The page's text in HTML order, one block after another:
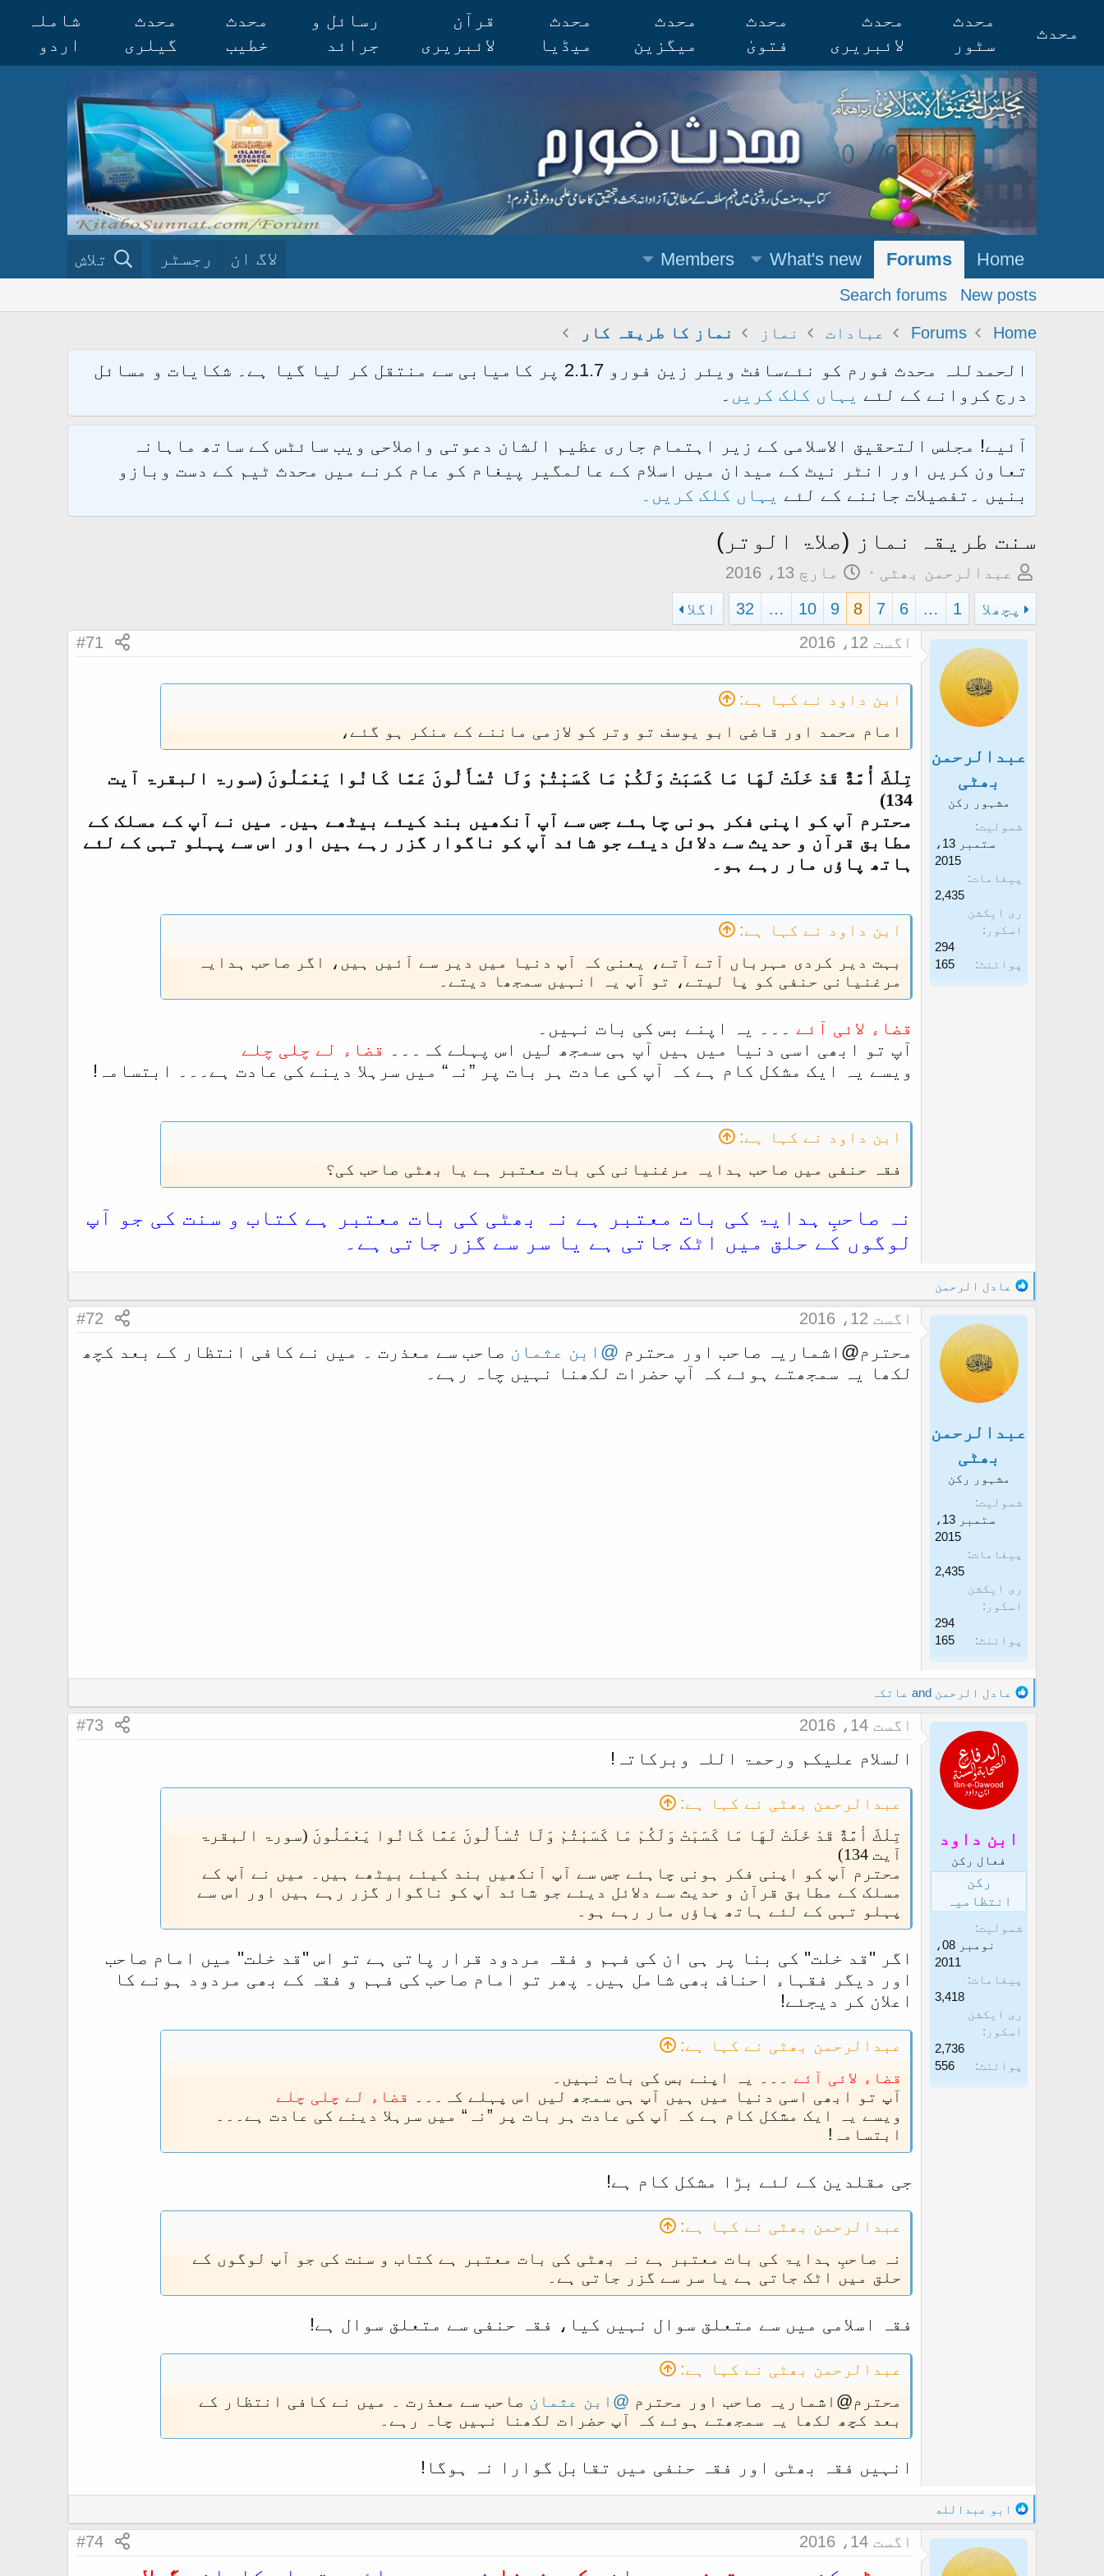
محدث
محدث
سٹور
محدث
لائبریری
محدث
فتویٰ
محدث
میگزین
محدث
میڈیا
قرآن
لائبریری
رسائل و
جرائد
محدث
خطیب
محدث
گیلری
شاملہ
اردو
Home
Forums
What's new
Members لاگ ان رجسٹر تلاش
New posts
Search forums
Home
Forums عبادات نماز نماز کا طریقہ کار
الحمدللہ محدث فورم کو نئےسافٹ ویئر زین فورو 2.1.7 پر کامیابی سے منتقل کر لیا گیا ہے۔ شکایات و مسائل
درج کروانے کے لئے یہاں کلک کریں ۔
آئیے! مجلس التحقیق الاسلامی کے زیر اہتمام جاری عظیم الشان دعوتی واصلاحی ویب سائٹس کے ساتھ ماہانہ
تعاون کریں اور انٹر نیٹ کے میدان میں اسلام کے عالمگیر پیغام کو عام کرنے میں محدث ٹیم کے دست وبازو
بنیں ۔تفصیلات جاننے کے لئے یہاں کلک کریں۔
سنت طریقہ نماز (صلاۃ الوتر)
م
و
ض
و
ع
ک
ا
غ
ز
ک
و
ا
ل
ا
عبدالرحمن بھٹی
ت
ا
ر
ی
آ
غ
ا
ز
مارچ 13، 2016
پچھلا
1
…
6
7
8
9
10
…
32 اگلا
عبدالرحمن
بھٹی
مشہور رکن
شمولیت
ستمبر 13،
2015
پیغامات
2,435
ری ایکشن
اسکور
294
پوائنٹ
165
اگست 12، 2016 #71
ابن داود نے کہا ہے:
امام محمد اور قاضی ابو یوسف تو وتر کو لازمی ماننے کے منکر ہو گئے،
تِلْكَ أُمَّةٌ قَدْ خَلَتْ لَهَا مَا كَسَبَتْ وَلَكُمْ مَا كَسَبْتُمْ وَلَا تُسْأَلُونَ عَمَّا كَانُوا يَعْمَلُونَ (سورۃ البقرۃ آیت
134)
محترم آپ کو اپنی فکر ہونی چاہئے جس سے آپ آنکھیں بند کیئے بیٹھے ہیں۔ میں نے آپ کے مسلک کے
مطابق قرآن و حدیث سے دلائل دیئے جو شائد آپ کو ناگوار گزر رہے ہیں اور اس سے پہلو تہی کے لئے
ہاتھ پاؤں مار رہے ہو۔
ابن داود نے کہا ہے:
بہت دیر کردی مہرباں آتے آتے، یعنی کہ آپ دنیا میں دیر سے آئیں ہیں، اگر صاحب ہدایہ
مرغنیانی حنفی کو پا لیتے، تو آپ یہ انہیں سمجھا دیتے۔
قضاء لائی آئے ۔۔۔ یہ اپنے بس کی بات نہیں۔
آپ تو ابھی اسی دنیا میں ہیں آپ ہی سمجھ لیں اس پہلے کہ۔۔۔ قضاء لے چلی چلے
ویسے یہ ایک مشکل کام ہے کہ آپ کی عادت ہر بات پر ”نہ“ میں سرہلا دینے کی عادت ہے۔۔۔ ابتسامہ!
ابن داود نے کہا ہے:
فقہ حنفی میں صاحب ہدایہ مرغنیانی کی بات معتبر ہے یا بھٹی صاحب کی؟
نہ صاحبِ ہدایۃ کی بات معتبر ہے نہ بھٹی کی بات معتبر ہے کتاب و سنت کی جو آپ
لوگوں کے حلق میں اٹک جاتی ہے یا سر سے گزر جاتی ہے۔
R
e
a
c
o
:
عادل الرحمن
عبدالرحمن
بھٹی
مشہور رکن
شمولیت
ستمبر 13،
2015
پیغامات
2,435
ری ایکشن
اسکور
294
پوائنٹ
165
اگست 12، 2016 #72
محترم@اشماریہ صاحب اور محترم @ابن عثمان صاحب سے معذرت ۔ میں نے کافی انتظار کے بعد کچھ
لکھا یہ سمجھتے ہوئے کہ آپ حضرات لکھنا نہیں چاہ رہے۔
R
e
a
c
o
عادل الرحمن عاتکہ
ابن داود
فعال رکن
رکن
انتظامیہ
شمولیت
نومبر 08،
2011
پیغامات
3,418
ری ایکشن
اسکور
2,736
پوائنٹ
556
اگست 14، 2016 #73
السلام علیکم ورحمۃ اللہ وبرکاتہ!
عبدالرحمن بھٹی نے کہا ہے:
تِلْكَ أُمَّةٌ قَدْ خَلَتْ لَهَا مَا كَسَبَتْ وَلَكُمْ مَا كَسَبْتُمْ وَلَا تُسْأَلُونَ عَمَّا كَانُوا يَعْمَلُونَ (سورۃ البقرۃ
آیت 134)
محترم آپ کو اپنی فکر ہونی چاہئے جس سے آپ آنکھیں بند کیئے بیٹھے ہیں۔ میں نے آپ کے
مسلک کے مطابق قرآن و حدیث سے دلائل دیئے جو شائد آپ کو ناگوار گزر رہے ہیں اور اس سے
پہلو تہی کے لئے ہاتھ پاؤں مار رہے ہو۔
اگر ''قد خلت'' کی بنا پر ہی ان کی فہم و فقہ مردود قرار پاتی ہے تو اس ''قد خلت'' میں امام صاحب
اور دیگر فقہاء احناف بھی شامل ہیں۔ پھر تو امام صاحب کی فہم و فقہ کے بھی مردود ہونے کا
اعلان کر دیجئے!
عبدالرحمن بھٹی نے کہا ہے:
قضاء لائی آئے ۔۔۔ یہ اپنے بس کی بات نہیں۔
آپ تو ابھی اسی دنیا میں ہیں آپ ہی سمجھ لیں اس پہلے کہ۔۔۔
قضاء لے چلی چلے
ویسے یہ ایک مشکل کام ہے کہ آپ کی عادت ہر بات پر ”نہ“ میں سرہلا دینے کی عادت ہے۔۔۔
ابتسامہ!
جی مقلدین کے لئے بڑا مشکل کام ہے!
عبدالرحمن بھٹی نے کہا ہے:
نہ صاحبِ ہدایۃ کی بات معتبر ہے نہ بھٹی کی بات معتبر ہے کتاب و سنت کی جو آپ لوگوں کے
حلق میں اٹک جاتی ہے یا سر سے گزر جاتی ہے۔
فقہ اسلامی میں سے متعلق سوال نہیں کیا، فقہ حنفی سے متعلق سوال ہے!
عبدالرحمن بھٹی نے کہا ہے:
محترم@اشماریہ صاحب اور محترم @ابن عثمان صاحب سے معذرت ۔ میں نے کافی انتظار کے
بعد کچھ لکھا یہ سمجھتے ہوئے کہ آپ حضرات لکھنا نہیں چاہ رہے۔
انہیں فقہ بھٹی اور فقہ حنفی میں تقابل گوارا نہ ہوگا!
R
e
a
c
ابو عبدالله
اگست 14، 2016 #74